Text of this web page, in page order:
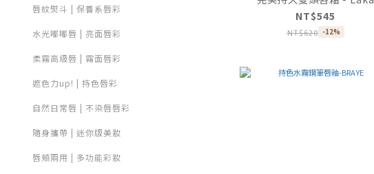
唇紋熨斗 | 保養系唇彩
水光嘟嘟唇 | 亮面唇彩
柔霧高級唇 | 霧面唇彩
遮色力up! | 持色唇彩
自然日常唇 | 不染唇唇彩
隨身攜帶 | 迷你版美妝
唇頰兩用 | 多功能彩妝
NT$545
NT$620 -12%